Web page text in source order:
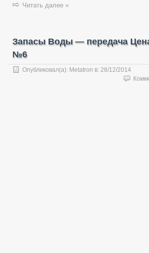
Читать далее »
Запасы Воды — передача
№6
Опубликовал(а): Metatron в: 28/12/2014